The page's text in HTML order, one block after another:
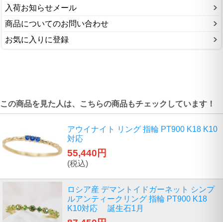
入荷お知らせメール
商品についてのお問い合わせ
お気に入りに登録
この商品を見た人は、こちらの商品もチェックしています！
アウイナイト リング 指輪 PT900 K18 K10
対応
55,440円
(税込)
ロシア産 デマントイドガーネット シンプ
ルアンティークリング 指輪 PT900 K18
K10対応 誕生石1月